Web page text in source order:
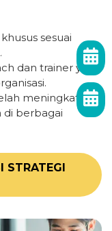
sesuai
dan trainer yang
meningkatkan
di berbagai
STRATEGI